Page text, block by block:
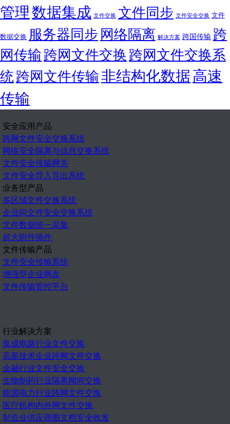
管理数据集成 文件交换 文件同步 文件安全交换 文件
数据交换 服务器同步网络隔离 解决方案 跨国传输 跨
网传输跨网文件交换跨网文件交换系
统跨网文件传输非结构化数据高速
传输
安全应用产品
跨网文件安全交换系统
网络安全隔离与信息交换系统
文件安全传输网关
文件安全导入导出系统
业务型产品
多区域文件交换系统
企业间文件安全交换系统
文件数据统一采集
超大附件插件
文件传输产品
文件安全传输系统
增强型企业网盘
文件传输管控平台
行业解决方案
集成电路行业文件交换
高新技术企业跨网文件交换
金融行业文件安全交换
生物制药行业隔离网间交换
能源电力行业跨网文件交换
医疗机构内外网文件交换
制造业供应商图文档安全收发